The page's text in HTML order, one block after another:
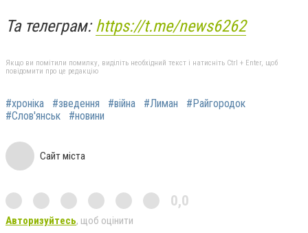
Та телеграм:https://t.me/news6262
Якщо ви помітили помилку, виділіть необхідний текст і натисніть Ctrl + Enter, щоб
повідомити про це редакцію
#хроніка #зведення #війна #Лиман
#Райгородок
#Слов'янськ
#новини
Сайт міста
0,0
Авторизуйтесь, щоб оцінити